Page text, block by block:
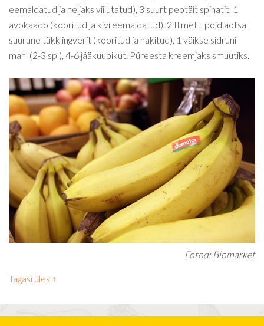
eemaldatud ja neljaks viilutatud), 3 suurt peotäit spinatit, 1
avokaado (kooritud ja kivi eemaldatud), 2 tl mett, pöidlaotsa
suurune tükk ingverit (kooritud ja hakitud), 1 väikse sidruni
mahl (2-3 spl), 4-6 jääkuubikut. Püreesta kreemjaks smuutiks.
Fotod: Biomarket
Tagasi üles ↑